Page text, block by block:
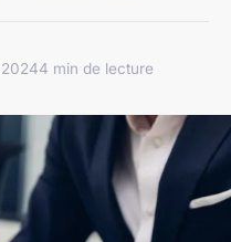
4 min de lecture